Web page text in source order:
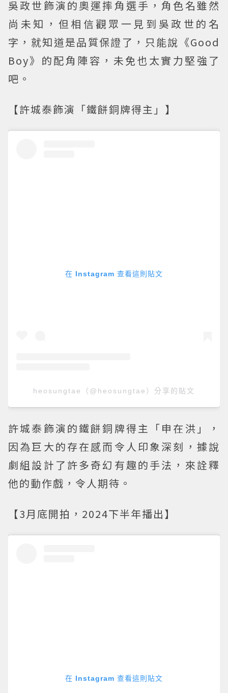
吳政世飾演的奧運摔角選手，角色名雖然
尚未知，但相信觀眾一見到吳政世的名
字，就知道是品質保證了，只能說《Good
Boy》的配角陣容，未免也太實力堅強了
吧。
【許城泰飾演「鐵餅銅牌得主」】
在 Instagram 查看這則貼文
heosungtae（@heosungtae）分享的貼文
許城泰飾演的鐵餅銅牌得主「申在洪」，
因為巨大的存在感而令人印象深刻，據說
劇組設計了許多奇幻有趣的手法，來詮釋
他的動作戲，令人期待。
【3月底開拍，2024下半年播出】
在 Instagram 查看這則貼文